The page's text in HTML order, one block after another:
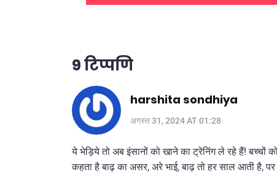
9 टिप्पणि
harshita sondhiya
अगस्त 31, 2024 AT 01:28
ये भेड़िये तो अब इंसानों को खाने का ट्रेनिंग ले रहे हैं! बच्चों
कहता है बाढ़ का असर, अरे भाई, बाढ़ तो हर साल आती है,